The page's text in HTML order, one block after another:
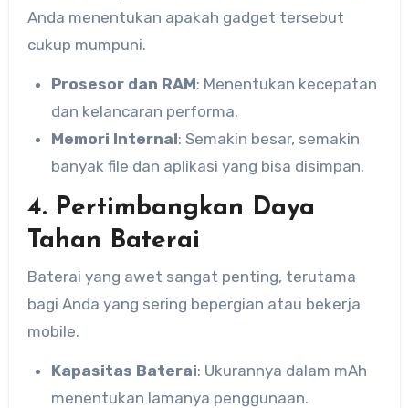
Anda menentukan apakah gadget tersebut
cukup mumpuni.
Prosesor dan RAM: Menentukan kecepatan
dan kelancaran performa.
Memori Internal: Semakin besar, semakin
banyak file dan aplikasi yang bisa disimpan.
4. Pertimbangkan Daya
Tahan Baterai
Baterai yang awet sangat penting, terutama
bagi Anda yang sering bepergian atau bekerja
mobile.
Kapasitas Baterai: Ukurannya dalam mAh
menentukan lamanya penggunaan.